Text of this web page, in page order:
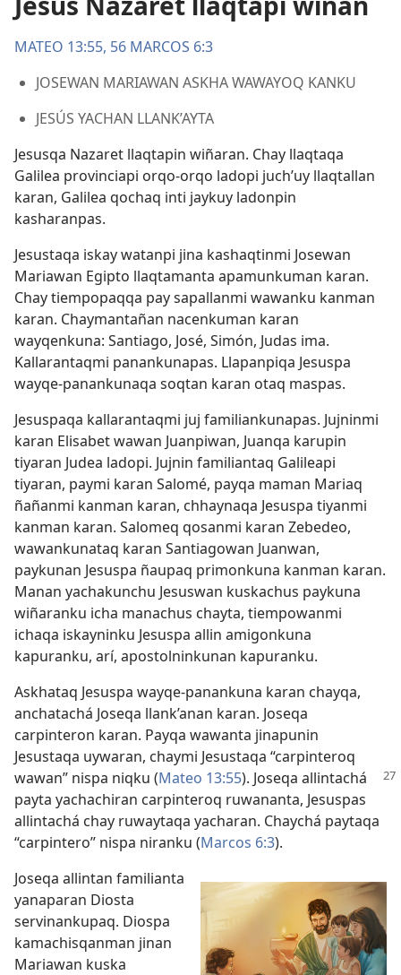
MATEO 13:55, 56 MARCOS 6:3
JOSEWAN MARIAWAN ASKHA WAWAYOQ KANKU
JESÚS YACHAN LLANK’AYTA
Jesusqa Nazaret llaqtapin wiñaran. Chay llaqtaqa
Galilea provinciapi orqo-orqo ladopi juch’uy llaqtallan
karan, Galilea qochaq inti jaykuy ladonpin
kasharanpas.
Jesustaqa iskay watanpi jina kashaqtinmi Josewan
Mariawan Egipto llaqtamanta apamunkuman karan.
Chay tiempopaqqa pay sapallanmi wawanku kanman
karan. Chaymantañan nacenkuman karan
wayqenkuna: Santiago, José, Simón, Judas ima.
Kallarantaqmi panankunapas. Llapanpiqa Jesuspa
wayqe-panankunaqa soqtan karan otaq maspas.
Jesuspaqa kallarantaqmi juj familiankunapas. Jujninmi
karan Elisabet wawan Juanpiwan, Juanqa karupin
tiyaran Judea ladopi. Jujnin familiantaq Galileapi
tiyaran, paymi karan Salomé, payqa maman Mariaq
ñañanmi kanman karan, chhaynaqa Jesuspa tiyanmi
kanman karan. Salomeq qosanmi karan Zebedeo,
wawankunataq karan Santiagowan Juanwan,
paykunan Jesuspa ñaupaq primonkuna kanman karan.
Manan yachakunchu Jesuswan kuskachus paykuna
wiñaranku icha manachus chayta, tiempowanmi
ichaqa iskayninku Jesuspa allin amigonkuna
kapuranku, arí, apostolninkunan kapuranku.
Askhataq Jesuspa wayqe-panankuna karan chayqa,
anchatachá Joseqa llank’anan karan. Joseqa
carpinteron karan. Payqa wawanta jinapunin
Jesustaqa uywaran, chaymi Jesustaqa “carpinteroq
wawan” nispa niqku (Mateo 13:55). Joseqa allintachá
payta yachachiran carpinteroq ruwananta, Jesuspas
allintachá chay ruwaytaqa yacharan. Chaychá paytaqa
“carpintero” nispa niranku (Marcos 6:3).
Joseqa allintan familianta
yanaparan Diosta
servinankupaq. Diospa
kamachisqanman jinan
Mariawan kuska